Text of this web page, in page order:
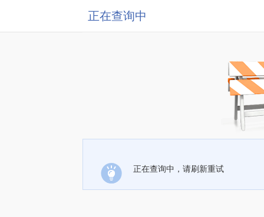
正在查询中
正在查询中，请刷新重试